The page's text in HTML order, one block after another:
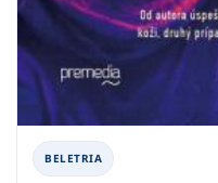
BELETRIA